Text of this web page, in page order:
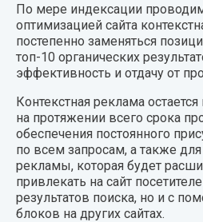
По мере индексации
оптимизацией сайта
постепенно заменяться
топ-10 органических
эффективность и отдачу от
Контекстная реклама
на протяжении всего срока
обеспечения постоянного
по всем запросам, а также
рекламы, которая будет
привлекать на сайт
результатов поиска, но и с
блоков на других сайтах.